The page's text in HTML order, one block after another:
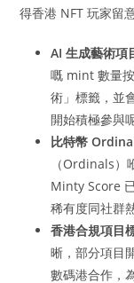
得香港 NFT 玩家留
AI 生成藝術項
嘅 mint 數量
術」標籤，並
開始積極參與
比特幣
（Ordinals）
Minty Score
稀有度同社群
香港合規項目
晰，部分項目
數碼港合作，